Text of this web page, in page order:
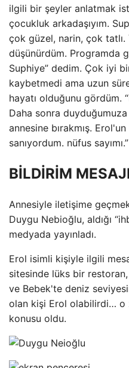
ilgili bir şeyler anlatmak
çocukluk arkadaşıyım.
çok güzel, narin, çok tatlı.
düşünürdüm. Programda
Suphiye” dedim. Çok iyi
kaybetmedi ama uzun
hayatı olduğunu gördüm.
Daha sonra
annesine bırakmış.
sanıyordum. nüfus sayımı.”
BİLDİRİM
Annesiyle iletişime
Duygu Nebioğlu, aldığı
medyada yayınladı.
Erol isimli kişiyle ilgili
sitesinde lüks bir restoran,
ve Bebek'te deniz
olan kişi Erol olabilirdi… o
konusu oldu.